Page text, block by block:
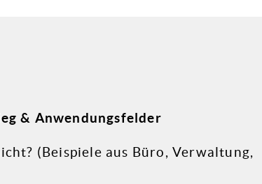
& Anwendungsfelder
(Beispiele aus Büro, Verwaltung,